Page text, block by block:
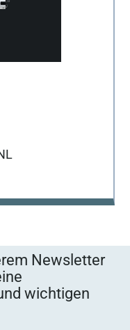
Newsletter
wichtigen